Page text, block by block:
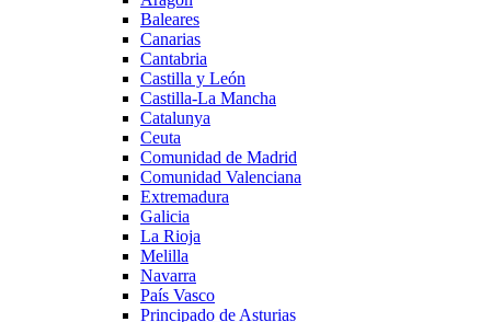
Baleares
Canarias
Cantabria
Castilla y León
Castilla-La Mancha
Catalunya
Ceuta
Comunidad de Madrid
Comunidad Valenciana
Extremadura
Galicia
La Rioja
Melilla
Navarra
País Vasco
Principado de Asturias